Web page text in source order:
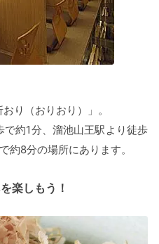
り（おりおり）」。
約1分、溜池山王駅より徒歩
約8分の場所にあります。
楽しもう！